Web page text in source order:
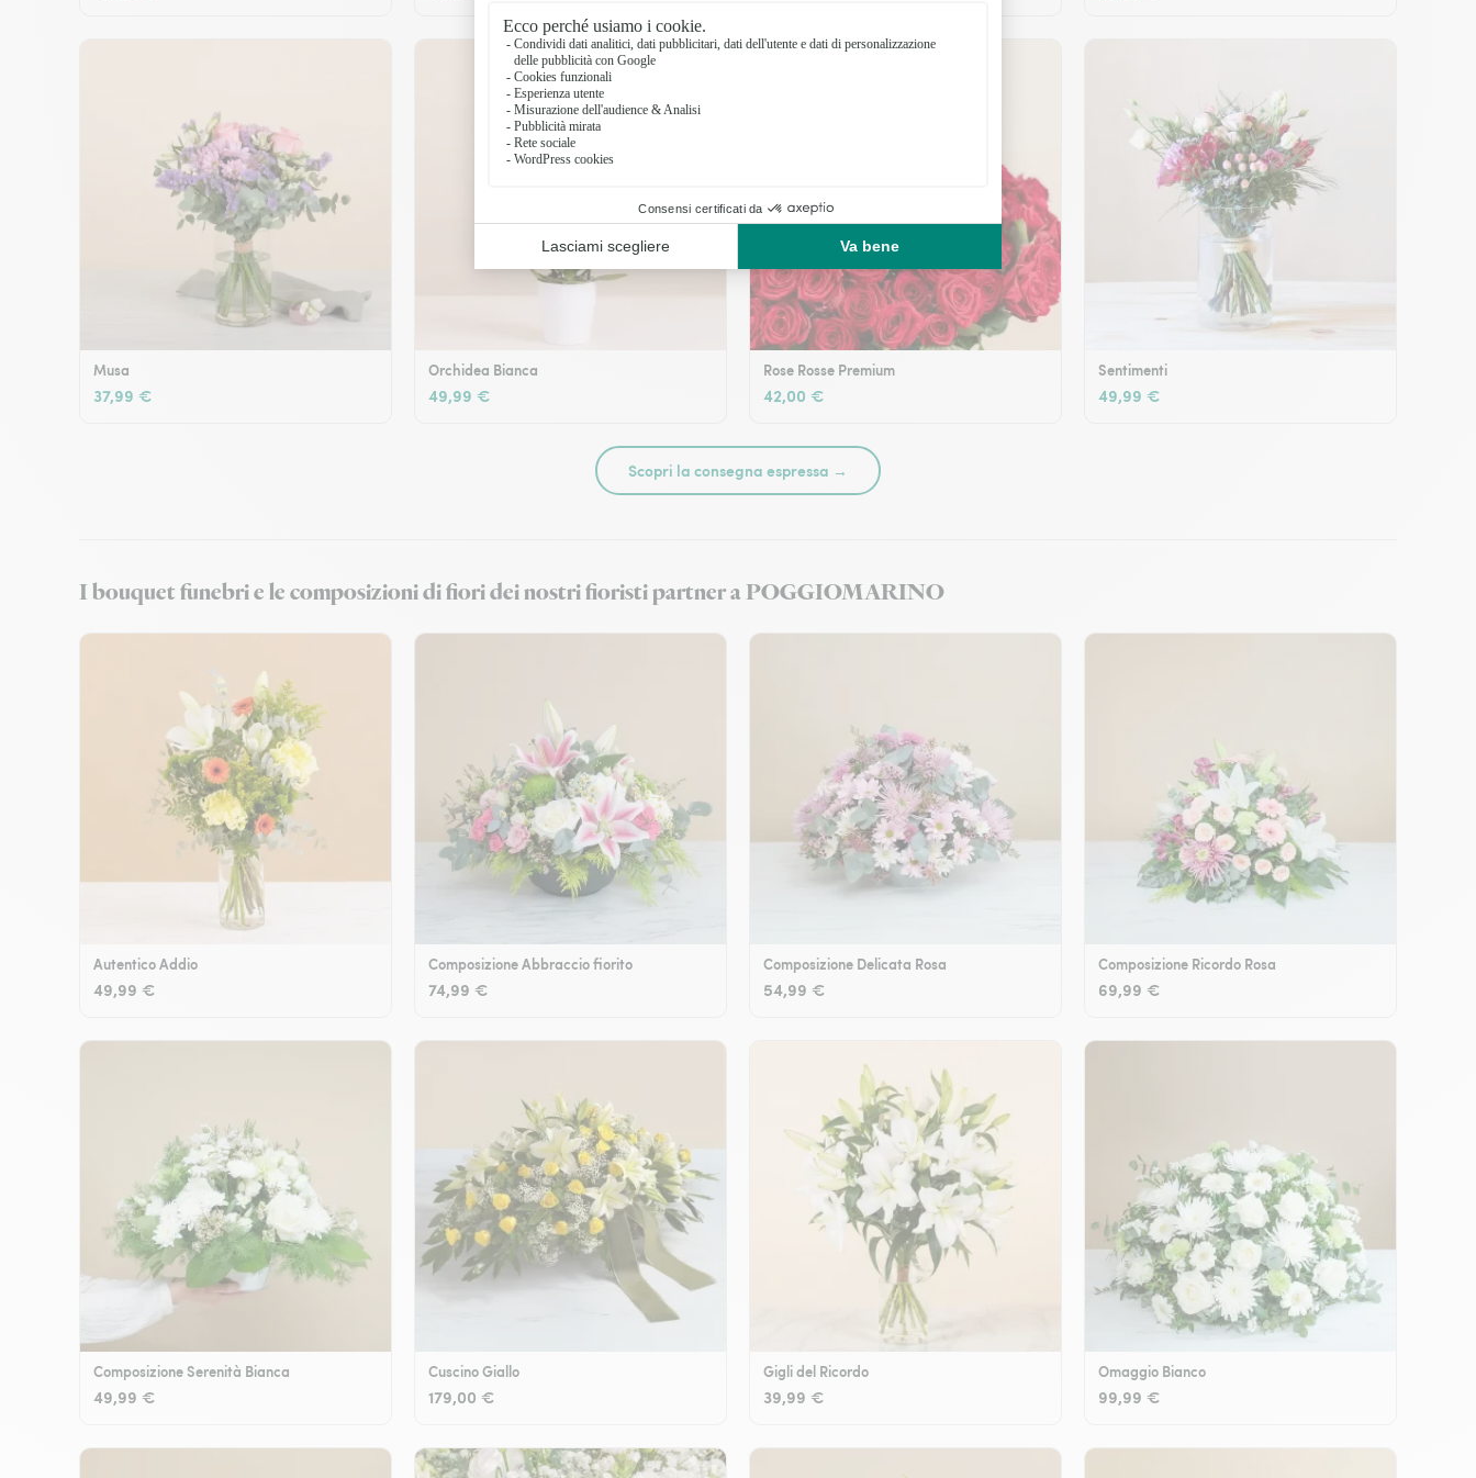
Musa
37,99 €
Orchidea Bianca
49,99 €
Rose Rosse Premium
42,00 €
Sentimenti
49,99 €
Scopri la consegna espressa →
I bouquet funebri e le composizioni di fiori dei nostri fioristi partner a POGGIOMARINO
Autentico Addio
49,99 €
Composizione Abbraccio fiorito
74,99 €
Composizione Delicata Rosa
54,99 €
Composizione Ricordo Rosa
69,99 €
Composizione Serenità Bianca
49,99 €
Cuscino Giallo
179,00 €
Gigli del Ricordo
39,99 €
Omaggio Bianco
99,99 €